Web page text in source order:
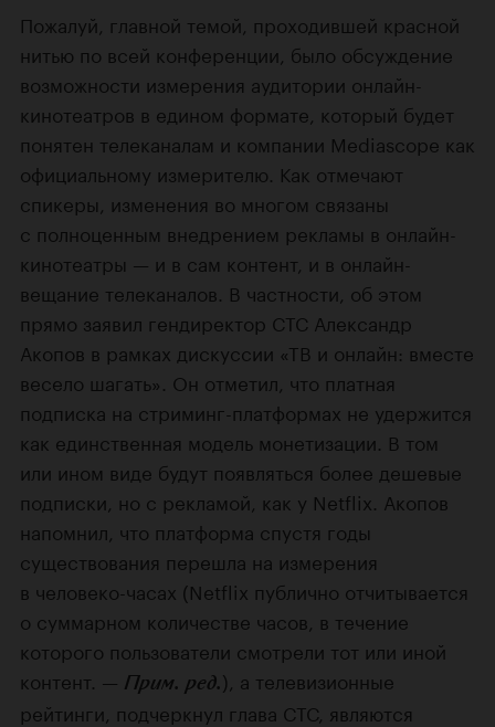
Пожалуй, главной темой, проходившей красной
нитью по всей конференции, было обсуждение
возможности измерения аудитории онлайн-
кинотеатров в едином формате, который будет
понятен телеканалам и компании Mediascope как
официальному измерителю. Как отмечают
спикеры, изменения во многом связаны
с полноценным внедрением рекламы в онлайн-
кинотеатры — и в сам контент, и в онлайн-
вещание телеканалов. В частности, об этом
прямо заявил гендиректор СТС Александр
Акопов в рамках дискуссии «ТВ и онлайн: вместе
весело шагать». Он отметил, что платная
подписка на стриминг-платформах не удержится
как единственная модель монетизации. В том
или ином виде будут появляться более дешевые
подписки, но с рекламой, как у Netflix. Акопов
напомнил, что платформа спустя годы
существования перешла на измерения
в человеко-часах (Netflix публично отчитывается
о суммарном количестве часов, в течение
которого пользователи смотрели тот или иной
контент. — Прим. ред.), а телевизионные
рейтинги, подчеркнул глава СТС, являются